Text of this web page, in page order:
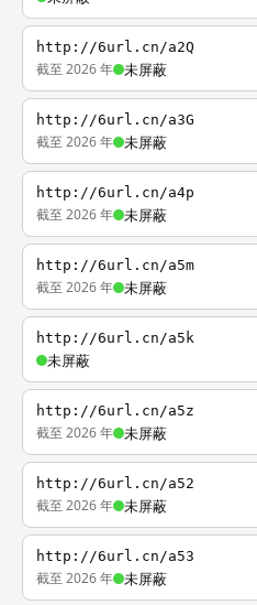
http://6url.cn/a2Q
截至 2026 年 未屏蔽
http://6url.cn/a3G
截至 2026 年 未屏蔽
http://6url.cn/a4p
截至 2026 年 未屏蔽
http://6url.cn/a5m
截至 2026 年 未屏蔽
http://6url.cn/a5k
未屏蔽
http://6url.cn/a5z
截至 2026 年 未屏蔽
http://6url.cn/a52
截至 2026 年 未屏蔽
http://6url.cn/a53
截至 2026 年 未屏蔽